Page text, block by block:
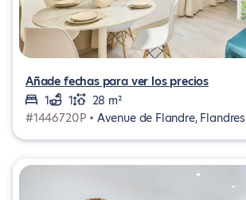
Añade fechas para ver los precios
1
1
28 m²
#1446720P • Avenue de Flandre, Flandres